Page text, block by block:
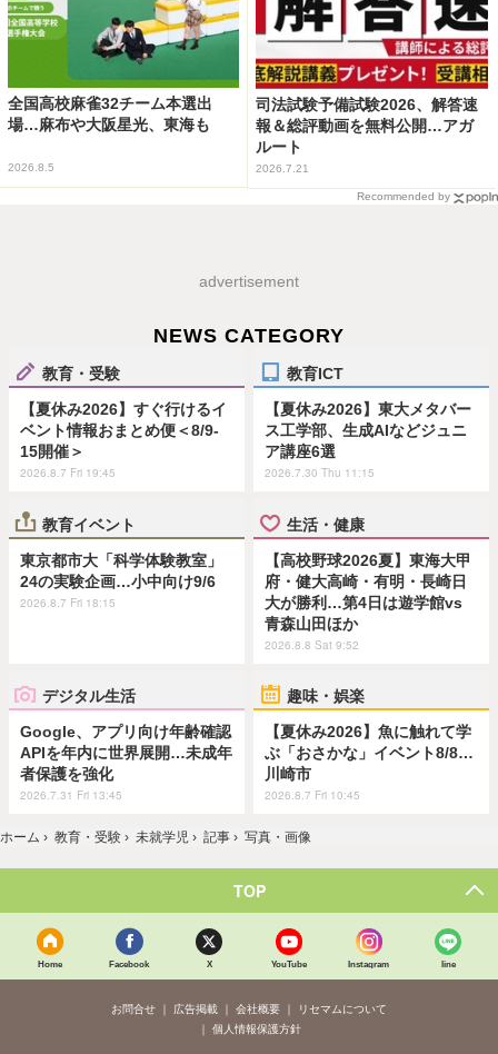
全国高校麻雀32チーム本選出
場…麻布や大阪星光、東海も
2026.8.5
司法試験予備試験2026、解答速
報＆総評動画を無料公開…アガ
ルート
2026.7.21
Recommended by
advertisement
NEWS CATEGORY
教育・受験
【夏休み2026】すぐ行けるイ
ベント情報おまとめ便＜8/9-
15開催＞
2026.8.7 Fri 19:45
教育ICT
【夏休み2026】東大メタバー
ス工学部、生成AIなどジュニ
ア講座6選
2026.7.30 Thu 11:15
教育イベント
東京都市大「科学体験教室」
24の実験企画…小中向け9/6
2026.8.7 Fri 18:15
生活・健康
【高校野球2026夏】東海大甲
府・健大高崎・有明・長崎日
大が勝利…第4日は遊学館vs
青森山田ほか
2026.8.8 Sat 9:52
デジタル生活
Google、アプリ向け年齢確認
APIを年内に世界展開…未成年
者保護を強化
2026.7.31 Fri 13:45
趣味・娯楽
【夏休み2026】魚に触れて学
ぶ「おさかな」イベント8/8…
川崎市
2026.8.7 Fri 10:45
ホーム › 教育・受験 › 未就学児 › 記事 › 写真・画像
TOP
Home Facebook X YouTube Instagram line
お問合せ 広告掲載 会社概要
リセマムについて
個人情報保護方針